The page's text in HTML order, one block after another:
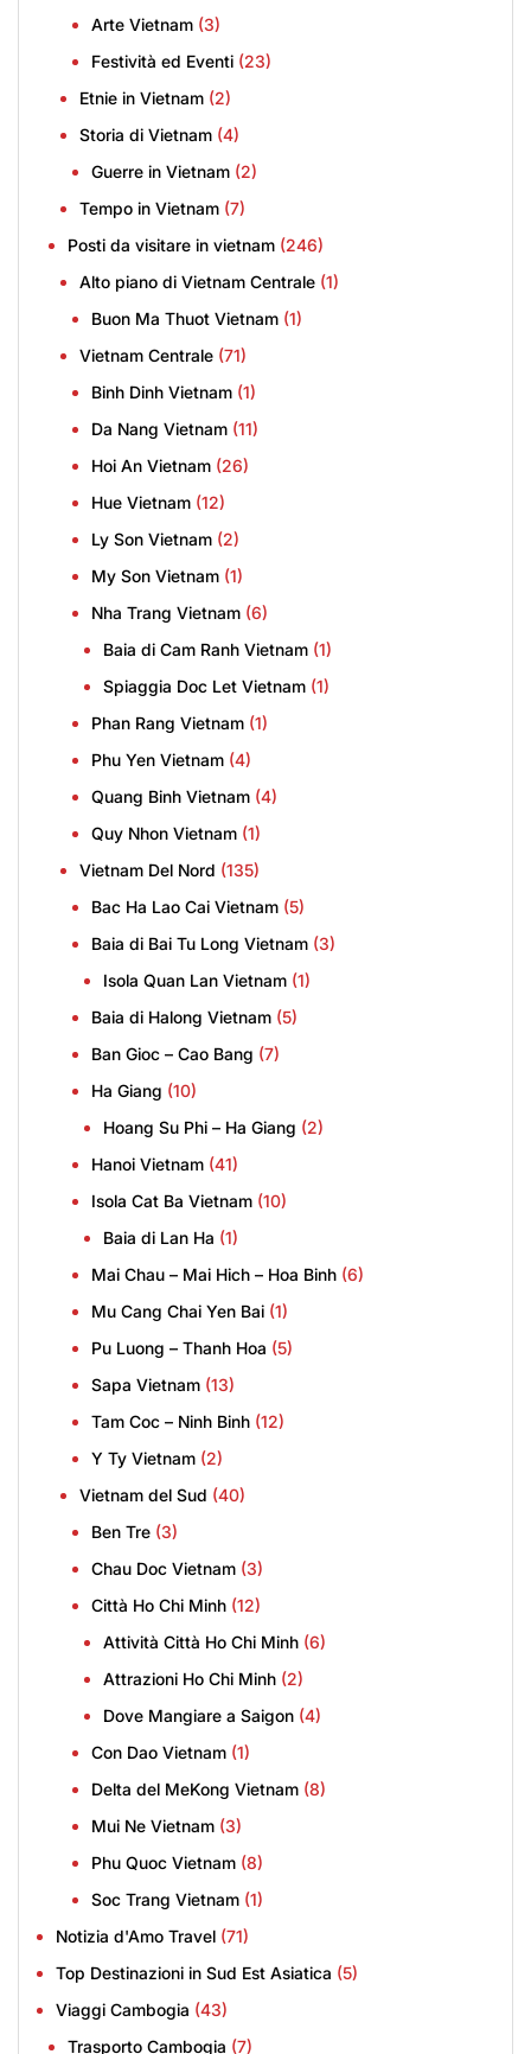
Arte Vietnam (3)
Festività ed Eventi (23)
Etnie in Vietnam (2)
Storia di Vietnam (4)
Guerre in Vietnam (2)
Tempo in Vietnam (7)
Posti da visitare in vietnam (246)
Alto piano di Vietnam Centrale (1)
Buon Ma Thuot Vietnam (1)
Vietnam Centrale (71)
Binh Dinh Vietnam (1)
Da Nang Vietnam (11)
Hoi An Vietnam (26)
Hue Vietnam (12)
Ly Son Vietnam (2)
My Son Vietnam (1)
Nha Trang Vietnam (6)
Baia di Cam Ranh Vietnam (1)
Spiaggia Doc Let Vietnam (1)
Phan Rang Vietnam (1)
Phu Yen Vietnam (4)
Quang Binh Vietnam (4)
Quy Nhon Vietnam (1)
Vietnam Del Nord (135)
Bac Ha Lao Cai Vietnam (5)
Baia di Bai Tu Long Vietnam (3)
Isola Quan Lan Vietnam (1)
Baia di Halong Vietnam (5)
Ban Gioc – Cao Bang (7)
Ha Giang (10)
Hoang Su Phi – Ha Giang (2)
Hanoi Vietnam (41)
Isola Cat Ba Vietnam (10)
Baia di Lan Ha (1)
Mai Chau – Mai Hich – Hoa Binh (6)
Mu Cang Chai Yen Bai (1)
Pu Luong – Thanh Hoa (5)
Sapa Vietnam (13)
Tam Coc – Ninh Binh (12)
Y Ty Vietnam (2)
Vietnam del Sud (40)
Ben Tre (3)
Chau Doc Vietnam (3)
Città Ho Chi Minh (12)
Attività Città Ho Chi Minh (6)
Attrazioni Ho Chi Minh (2)
Dove Mangiare a Saigon (4)
Con Dao Vietnam (1)
Delta del MeKong Vietnam (8)
Mui Ne Vietnam (3)
Phu Quoc Vietnam (8)
Soc Trang Vietnam (1)
Notizia d'Amo Travel (71)
Top Destinazioni in Sud Est Asiatica (5)
Viaggi Cambogia (43)
Trasporto Cambogia (7)